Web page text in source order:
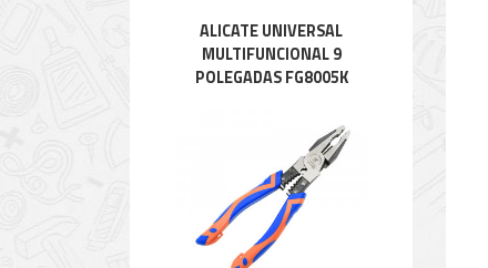
ALICATE UNIVERSAL
MULTIFUNCIONAL 9
POLEGADAS FG8005K